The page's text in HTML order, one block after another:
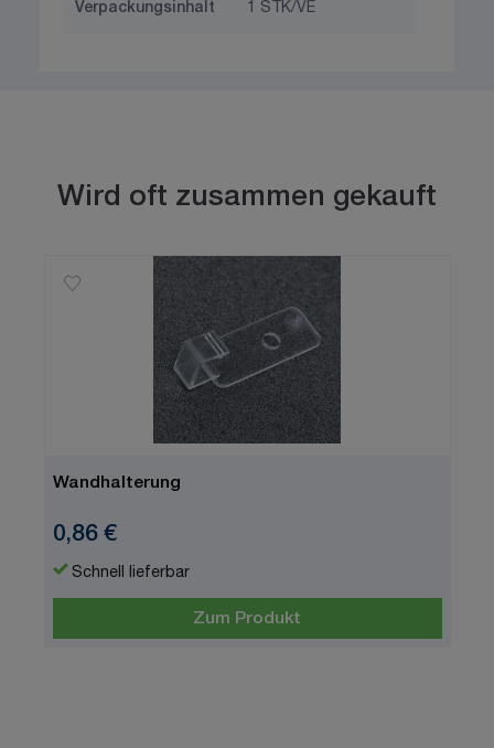
Verpackungsinhalt 1 STK/VE
Wird oft zusammen gekauft
Wandhalterung
0,86 €
Schnell lieferbar
Zum Produkt